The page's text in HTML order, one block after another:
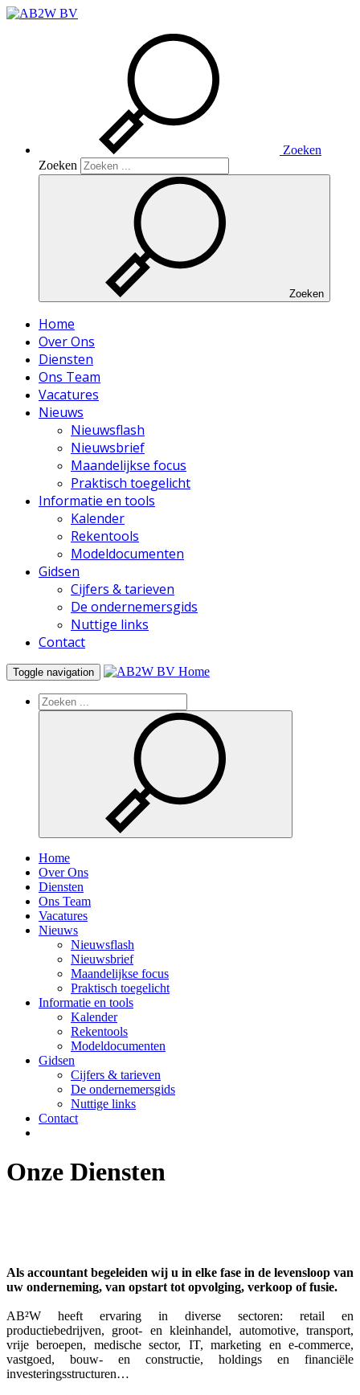
Zoeken
Zoeken
Zoeken
Home
Over Ons
Diensten
Ons Team
Vacatures
Nieuws
Nieuwsflash
Nieuwsbrief
Maandelijkse focus
Praktisch toegelicht
Informatie en tools
Kalender
Rekentools
Modeldocumenten
Gidsen
Cijfers & tarieven
De ondernemersgids
Nuttige links
Contact
Toggle navigation Home
Home
Over Ons
Diensten
Ons Team
Vacatures
Nieuws
Nieuwsflash
Nieuwsbrief
Maandelijkse focus
Praktisch toegelicht
Informatie en tools
Kalender
Rekentools
Modeldocumenten
Gidsen
Cijfers & tarieven
De ondernemersgids
Nuttige links
Contact
Onze Diensten
Als accountant begeleiden wij u in elke fase in de levensloop van
uw onderneming, van opstart tot opvolging, verkoop of fusie.
AB²W heeft ervaring in diverse sectoren: retail en
productiebedrijven, groot- en kleinhandel, automotive, transport,
vrije beroepen, medische sector, IT, marketing en e-commerce,
vastgoed, bouw- en constructie, holdings en financiële
investeringsstructuren…